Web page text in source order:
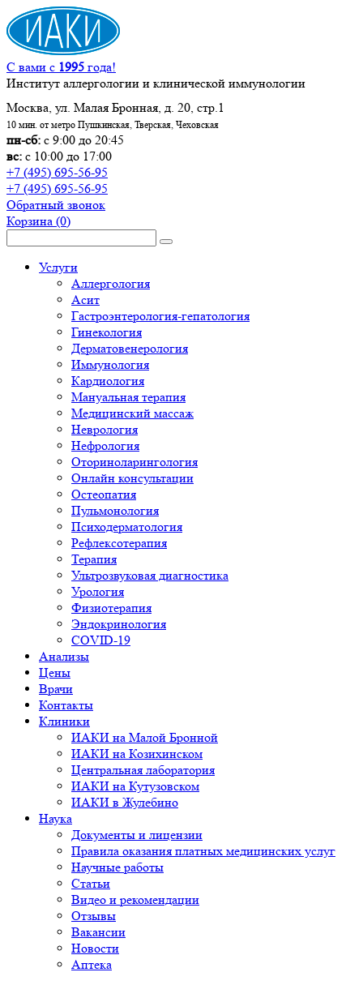
С вами с 1995 года!
Институт аллергологии и клинической иммунологии
Москва, ул. Малая Бронная, д. 20, стр.1
10 мин. от метро Пушкинская, Тверская, Чеховская
пн-сб: с 9:00 до 20:45
вс: с 10:00 до 17:00
+7 (495) 695-56-95
+7 (495) 695-56-95
Обратный звонок
Корзина (0)
Услуги
Аллергология
Асит
Гастроэнтерология-гепатология
Гинекология
Дерматовенерология
Иммунология
Кардиология
Мануальная терапия
Медицинский массаж
Неврология
Нефрология
Оториноларингология
Онлайн консультации
Остеопатия
Пульмонология
Психодерматология
Рефлексотерапия
Терапия
Ультрозвуковая диагностика
Урология
Физиотерапия
Эндокринология
COVID-19
Анализы
Цены
Врачи
Контакты
Клиники
ИАКИ на Малой Бронной
ИАКИ на Козихинском
Центральная лаборатория
ИАКИ на Кутузовском
ИАКИ в Жулебино
Наука
Документы и лицензии
Правила оказания платных медицинских услуг
Научные работы
Статьи
Видео и рекомендации
Отзывы
Вакансии
Новости
Аптека